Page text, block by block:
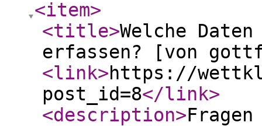
<item>
<title>Welche
erfassen? [von
<link>https://
post_id=8</link>
<description>Fragen zur Verwendung des Auswertungsprogrammes::Welche Daten sind bei einem Wettkampf zu erfassen?<br /> <table border="1" cellpadding="5" cellspacing="5" style="border-collapse: collapse; width: 696px;"><colgroup><col style="width: 305pt;" width="406"></col> <col style="width: 77pt;" width="102"></col> <col style="width: 314pt;" width="419"></col> </colgroup><tbody><tr style="height: 30pt;"><td class="xl77" height="40" style="border: 1pt solid; height: 30pt; width: 305pt; background-color: #999999;" width="406">Men&uuml;punkt</td> <td class="xl77" style="border: 1pt solid; width: 77pt; text-align: center; background-color: #999999;">optional oder erfoderlich</td> <td class="xl77" style="border: 1pt solid; width: 314pt; background-color: #999999;">Anmerkungen</td></tr> <tr style="height: 15pt;"><td class="xl78" style="border: 1pt solid; height: 15pt; width: 305pt;">Wettkampfeinstellungen</td> <td class="xl79" style="border: 1pt solid; width: 77pt; text-align: center;" width="102">erforderlich</td> <td class="xl80" style="border: 1pt solid; width: 314pt;" width="419">&nbsp;</td></tr> <tr style="height: 15pt;"><td class="xl78" height="20" style="border: 1pt solid; height: 15pt; width: 305pt;" width="406">Veranstalter</td> <td class="xl79" style="border: 1pt solid; width: 77pt; text-align: center;" width="102">optional</td> <td class="xl81" style="border: 1pt solid; width: 314pt;" width="419">&nbsp;</td></tr> <tr style="height: 15pt;"><td class="xl78" height="20" style="border: 1pt solid; height: 15pt; width: 305pt;" width="406">Klassen</td> <td class="xl79" style="border: 1pt solid; width: 77pt; text-align: center;" width="102">erforderlich</td> <td class="xl80" style="border: 1pt solid; width: 314pt;" width="419">&nbsp;</td></tr> <tr style="height: 15pt;"><td class="xl78" height="20" style="border: 1pt solid; height: 15pt; width: 305pt;" width="406">Runden</td> <td class="xl79" style="border: 1pt solid; width: 77pt; text-align: center;" width="102">optional</td> <td class="xl81" style="border: 1pt solid; width: 314pt;" width="419">nur erforderlich, wenn Halbfinale geklettert werden soll</td></tr> <tr style="height: 15pt;"><td class="xl78" height="20" style="border: 1pt solid; height: 15pt; width: 305pt;" width="406">Routen</td> <td class="xl79" style="border: 1pt solid; width: 77pt; text-align: center;" width="102">optional</td> <td class="xl81" style="border: 1pt solid; width: 314pt;" width="419">nur